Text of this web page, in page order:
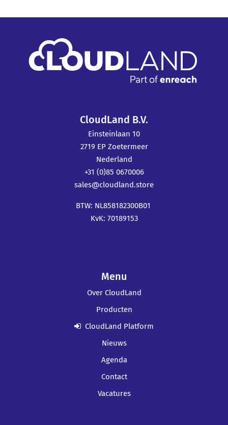
CloudLand B.V.
Einsteinlaan 10
2719 EP Zoetermeer
Nederland
+31 (0)85 0670006
sales@cloudland.store
BTW: NL858182300B01
KvK: 70189153
Menu
Over CloudLand
Producten
CloudLand Platform
Nieuws
Agenda
Contact
Vacatures